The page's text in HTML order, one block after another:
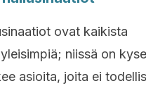
ovat kaikista
niissä on
asioita, joita ei